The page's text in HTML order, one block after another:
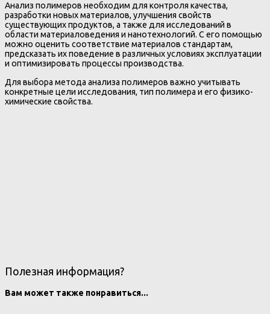
Анализ полимеров необходим для контроля качества,
разработки новых материалов, улучшения свойств
существующих продуктов, а также для исследований в
области материаловедения и нанотехнологий. С его помощью
можно оценить соответствие материалов стандартам,
предсказать их поведение в различных условиях эксплуатации
и оптимизировать процессы производства.
Для выбора метода анализа полимеров важно учитывать
конкретные цели исследования, тип полимера и его физико-
химические свойства.
Полезная информация?
Вам может также понравиться...